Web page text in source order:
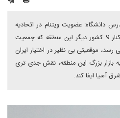
دانشگاه: عضویت ویتنام در اتحادیه
جنوب شرقی آسیا (آ‌.سه.‌آن) در کنار 9 کشور دیگر این منطقه که جمعیت
نفر می رسد، موقعیتی بی نظیر در اختیار ایران
بزرگ این منطقه، نقش جدی تری
آسیا ایفا کند.